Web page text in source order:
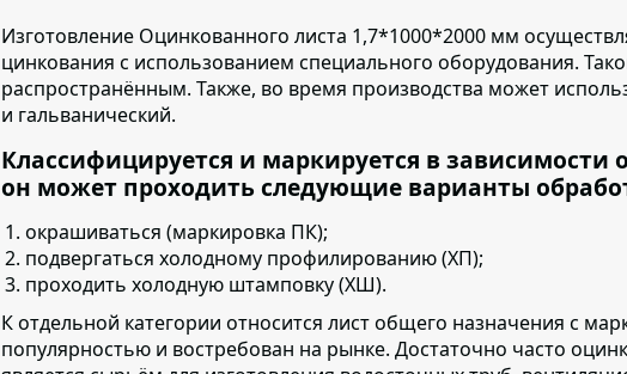
Изготовление Оцинкованного листа 1,7*1000*2000 мм
цинкования с использованием специального оборудования.
распространённым. Также, во время производства может
и гальванический.
Классифицируется и маркируется в
он может проходить следующие варианты
окрашиваться (маркировка ПК);
подвергаться холодному профилированию (ХП);
проходить холодную штамповку (ХШ).
К отдельной категории относится лист общего назначения с
популярностью и востребован на рынке. Достаточно часто